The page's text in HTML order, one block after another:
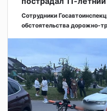
Сотрудники
обстоятельства дорожно-